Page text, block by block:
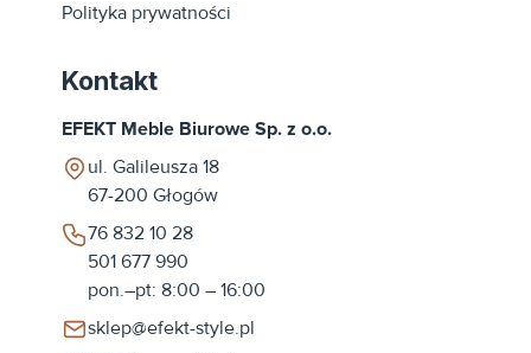
Polityka prywatności
Kontakt
EFEKT Meble Biurowe Sp. z o.o.
ul. Galileusza 18
67-200 Głogów
76 832 10 28
501 677 990
pon.–pt: 8:00 – 16:00
sklep@efekt-style.pl